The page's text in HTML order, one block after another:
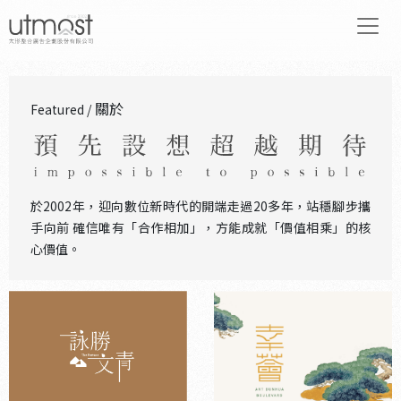
Featured / 關於
於2002年，迎向數位新時代的開端走過20多年，站穩腳步攜
手向前 確信唯有「合作相加」，方能成就「價值相乘」的核
心價值。